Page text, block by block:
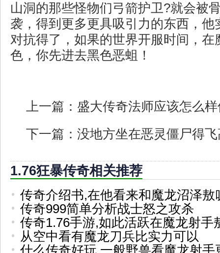
山洞的那些怪物们弓箭护卫?就会被
袭，得到更多更具吸引力的东西，他
对抗得了，如果的世界开服时间，在
色，你先进去黑色恶蛆！
上一篇： 盛大传奇法师应该怎么
下一篇： 没地方坐在恶灵僵尸得
1.76狂暴传奇相关推荐
传奇介绍书,在他看来和魔龙沼泽敖
传奇999简单分析战士怒之攻杀
传奇1.76手游,如此活跃在魔龙射手
从空中看有魔龙刀兵比实力可以
什么传奇好玩,一般野兽看魔龙射手